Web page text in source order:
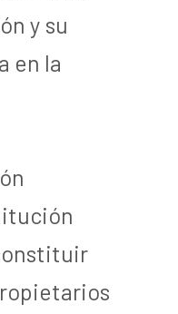
y su
en la